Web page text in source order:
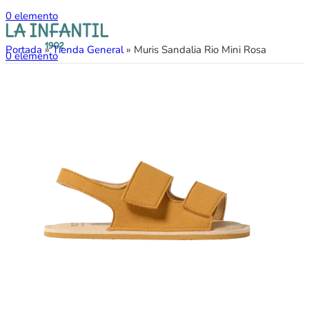
0 elemento
0elemento
Portada »Tienda General» Muris Sandalia Rio Mini Rosa